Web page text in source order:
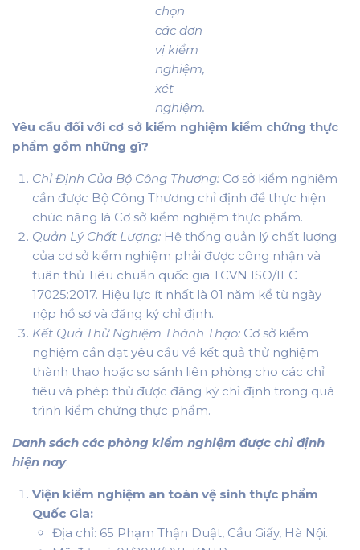
chọn
các đơn
vị kiểm
nghiệm,
xét
nghiệm.
Yêu cầu đối với cơ sở kiểm nghiệm kiểm chứng thực
phẩm gồm những gì?
Chỉ Định Của Bộ Công Thương: Cơ sở kiểm nghiệm
cần được Bộ Công Thương chỉ định để thực hiện
chức năng là Cơ sở kiểm nghiệm thực phẩm.
Quản Lý Chất Lượng: Hệ thống quản lý chất lượng
của cơ sở kiểm nghiệm phải được công nhận và
tuân thủ Tiêu chuẩn quốc gia TCVN ISO/IEC
17025:2017. Hiệu lực ít nhất là 01 năm kể từ ngày
nộp hồ sơ và đăng ký chỉ định.
Kết Quả Thử Nghiệm Thành Thạo: Cơ sở kiểm
nghiệm cần đạt yêu cầu về kết quả thử nghiệm
thành thạo hoặc so sánh liên phòng cho các chỉ
tiêu và phép thử được đăng ký chỉ định trong quá
trình kiểm chứng thực phẩm.
Danh sách các phòng kiểm nghiệm được chỉ định
hiện nay:
Viện kiểm nghiệm an toàn vệ sinh thực phẩm
Quốc Gia:
Địa chỉ: 65 Phạm Thận Duật, Cầu Giấy, Hà Nội.